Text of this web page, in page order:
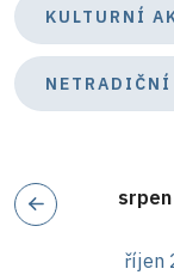
KULTURNÍ
říjen